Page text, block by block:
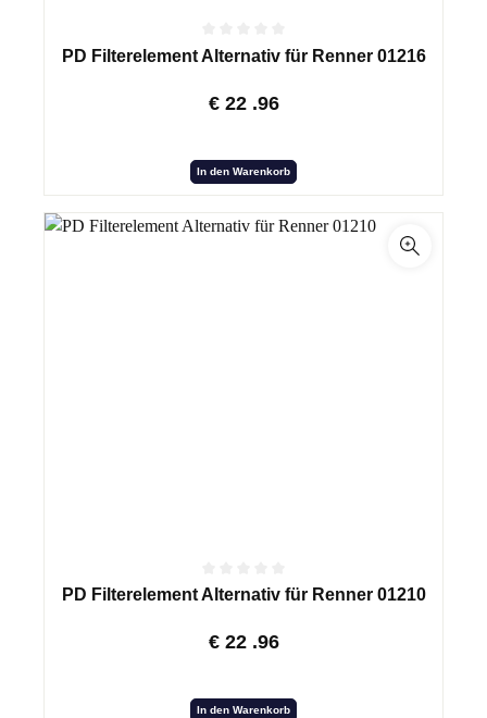
PD Filterelement Alternativ für Renner 01216
€ 22 .96
In den Warenkorb
PD Filterelement Alternativ für Renner 01210
€ 22 .96
In den Warenkorb